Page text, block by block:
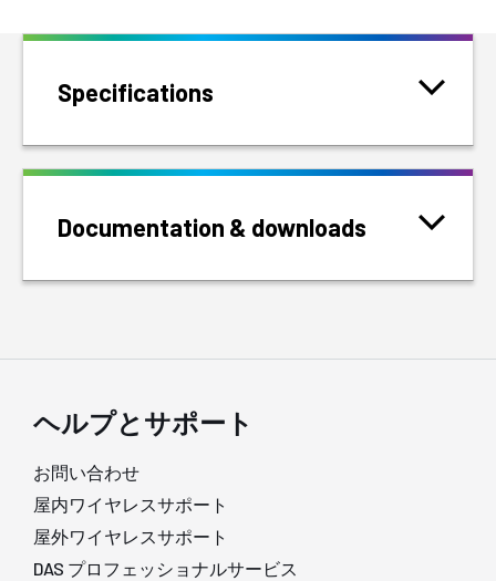
Specifications
Documentation & downloads
ヘルプとサポート
お問い合わせ
屋内ワイヤレスサポート
屋外ワイヤレスサポート
DAS プロフェッショナルサービス